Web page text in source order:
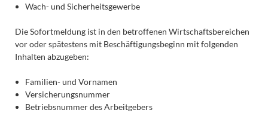
Wach- und Sicherheitsgewerbe
Die Sofortmeldung ist in den betroffenen Wirtschaftsbereichen
vor oder spätestens mit Beschäftigungsbeginn mit folgenden
Inhalten abzugeben:
Familien- und Vornamen
Versicherungsnummer
Betriebsnummer des Arbeitgebers